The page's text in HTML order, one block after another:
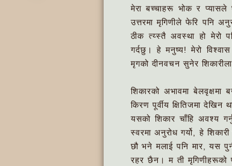
मेरा बच्चाहरू भोक र प्यासले
उत्तरमा मृगिणीले फेरि पनि
ठीक त्य्स्तै अवस्था हो मेरो
गर्दछु। हे मनुष्य! मेरो
मृगको दीनवचन सुनेर
शिकारको अभावमा
किरण पूर्वीय क्षितिजमा
यसको शिकार चाँहि अवश्य
स्वरमा अनुरोध गर्यो, हे
छौ भने मलाई पनि मार, यस
रहर छैन। म ती मृगिणीहरूको